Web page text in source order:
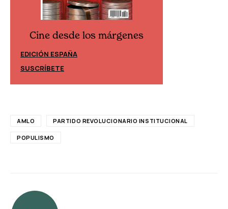
Cine desde los márgenes
EDICIÓN ESPAÑA
SUSCRÍBETE
AMLO PARTIDO REVOLUCIONARIO INSTITUCIONAL
POPULISMO